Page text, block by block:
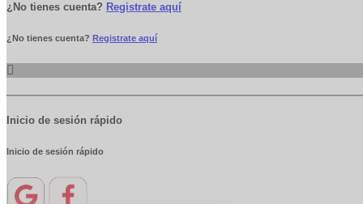
¿No tienes cuenta? Registrate aquí
¿No tienes cuenta? Registrate aquí
Inicio de sesión rápido
Inicio de sesión rápido